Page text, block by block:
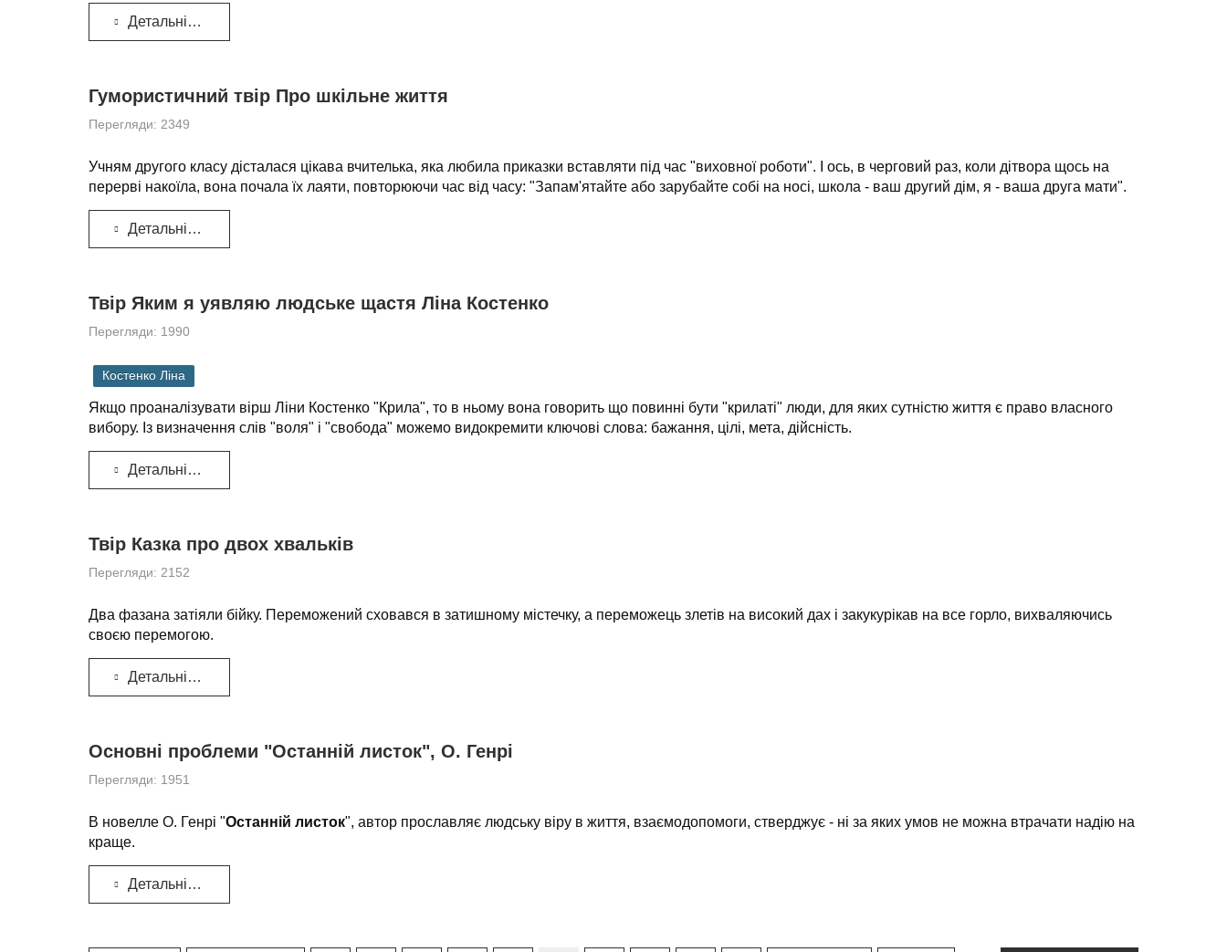
Детальніше...
Гумористичний твір Про шкільне життя
Перегляди: 2349
Учням другого класу дісталася цікава вчителька, яка любила приказки вставляти під час "виховної роботи". І ось, в черговий раз, коли дітвора щось на
перерві накоїла, вона почала їх лаяти, повторюючи час від часу: "Запам'ятайте або зарубайте собі на носі, школа - ваш другий дім, я - ваша друга мати".
Детальніше...
Твір Яким я уявляю людське щастя Ліна Костенко
Перегляди: 1990
Костенко Ліна
Якщо проаналізувати вірш Ліни Костенко "Крила", то в ньому вона говорить що повинні бути "крилаті" люди, для яких сутністю життя є право власного
вибору. Із визначення слів "воля" і "свобода" можемо видокремити ключові слова: бажання, цілі, мета, дійсність.
Детальніше...
Твір Казка про двох хвальків
Перегляди: 2152
Два фазана затіяли бійку. Переможений сховався в затишному містечку, а переможець злетів на високий дах і закукурікав на все горло, вихваляючись
своєю перемогою.
Детальніше...
Основні проблеми "Останній листок", О. Генрі
Перегляди: 1951
В новелле О. Генрі "Останній листок", автор прославляє людську віру в життя, взаємодопомоги, стверджує - ні за яких умов не можна втрачати надію на
краще.
Детальніше...